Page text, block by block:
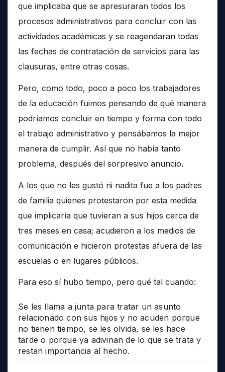
que implicaba que se apresuraran todos los
procesos administrativos para concluir con las
actividades académicas y se reagendaran todas
las fechas de contratación de servicios para las
clausuras, entre otras cosas.
Pero, como todo, poco a poco los trabajadores
de la educación fuimos pensando de qué manera
podríamos concluir en tiempo y forma con todo
el trabajo administrativo y pensábamos la mejor
manera de cumplir. Así que no había tanto
problema, después del sorpresivo anuncio.
A los que no les gustó ni nadita fue a los padres
de familia quienes protestaron por esta medida
que implicaría que tuvieran a sus hijos cerca de
tres meses en casa; acudieron a los medios de
comunicación e hicieron protestas afuera de las
escuelas o en lugares públicos.
Para eso sí hubo tiempo, pero qué tal cuando:
Se les llama a junta para tratar un asunto
relacionado con sus hijos y no acuden porque
no tienen tiempo, se les olvida, se les hace
tarde o porque ya adivinan de lo que se trata y
restan importancia al hecho.